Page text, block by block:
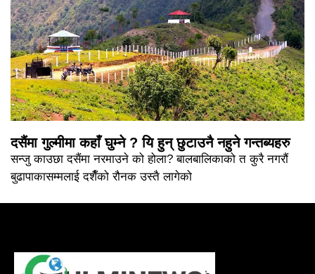
दसैंमा गुल्मीमा कहाँ घुम्ने ? यि हुन् छुटाउनै नहुने गन्तब्यहरु
सन्जु काउछा दसैंमा नरमाउने को होला? बालबालिकाको त कुरै नगरौं
बुढापाकासम्मलाई दशैँको रौनक उस्तै लागेको